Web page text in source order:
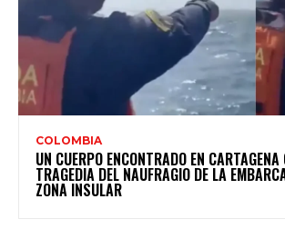
COLOMBIA
UN CUERPO ENCONTRADO EN
TRAGEDIA DEL NAUFRAGIO DE LA
ZONA INSULAR